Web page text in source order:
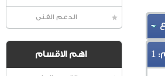
الدعم الفنى
اهم الاقسام 1